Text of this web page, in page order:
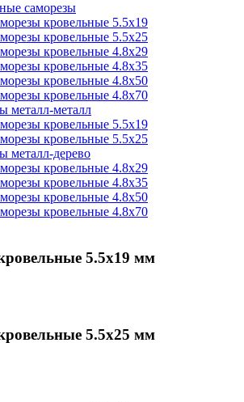
саморезы
кровельные 5.5х19
кровельные 5.5х25
кровельные 4.8х29
кровельные 4.8х35
кровельные 4.8х50
кровельные 4.8х70
металл-металл
кровельные 5.5х19
кровельные 5.5х25
металл-дерево
кровельные 4.8х29
кровельные 4.8х35
кровельные 4.8х50
кровельные 4.8х70
5.5х19 мм
5.5х25 мм